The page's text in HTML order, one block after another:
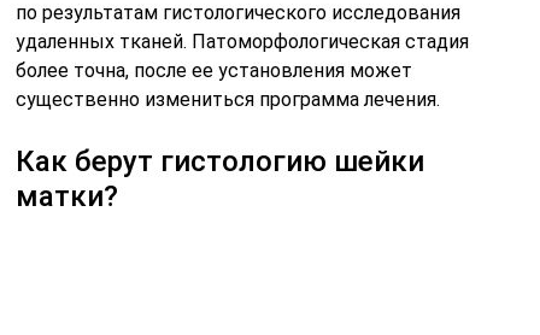
по результатам гистологического исследования
удаленных тканей. Патоморфологическая стадия
более точна, после ее установления может
существенно измениться программа лечения.
Как берут гистологию шейки
матки?